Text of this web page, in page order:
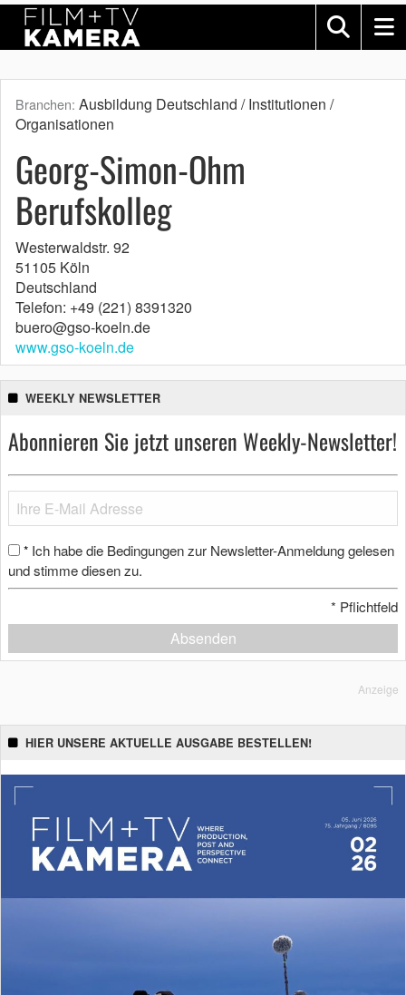
Branchen: Ausbildung Deutschland / Institutionen /
Organisationen
Georg-Simon-Ohm
Berufskolleg
Westerwaldstr. 92
51105 Köln
Deutschland
Telefon: +49 (221) 8391320
buero@gso-koeln.de
www.gso-koeln.de
WEEKLY NEWSLETTER
Abonnieren Sie jetzt unseren Weekly-Newsletter!
* Ich habe die Bedingungen zur Newsletter-Anmeldung gelesen
und stimme diesen zu.
* Pflichtfeld
Absenden
Anzeige
HIER UNSERE AKTUELLE AUSGABE BESTELLEN!